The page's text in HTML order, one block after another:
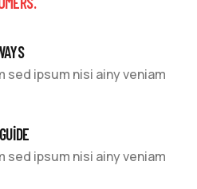
sed ipsum nisi ainy veniam
sed ipsum nisi ainy veniam